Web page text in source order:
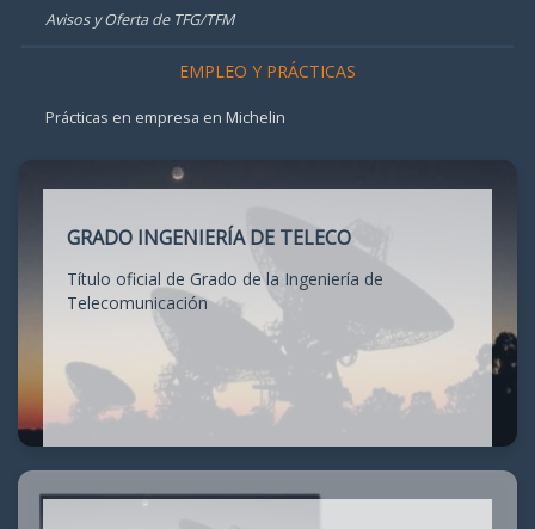
Avisos y Oferta de TFG/TFM
EMPLEO Y PRÁCTICAS
Prácticas en empresa en Michelin
GRADO INGENIERÍA DE TELECO
Título oficial de Grado de la Ingeniería de
Telecomunicación